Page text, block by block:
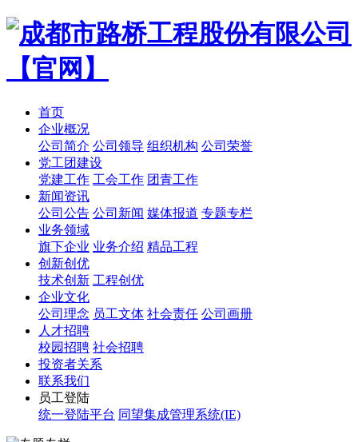
首页
企业概况
公司简介 公司领导 组织机构 公司荣誉
党工团建设
党建工作 工会工作 团青工作
新闻资讯
公司公告 公司新闻 媒体报道 专题专栏
业务领域
旗下企业 业务介绍 精品工程
创新创优
技术创新 工程创优
企业文化
公司理念 员工文体 社会责任 公司画册
人才招聘
校园招聘 社会招聘
投资者关系
联系我们
员工登陆
统一登陆平台 同望集成管理系统(IE)